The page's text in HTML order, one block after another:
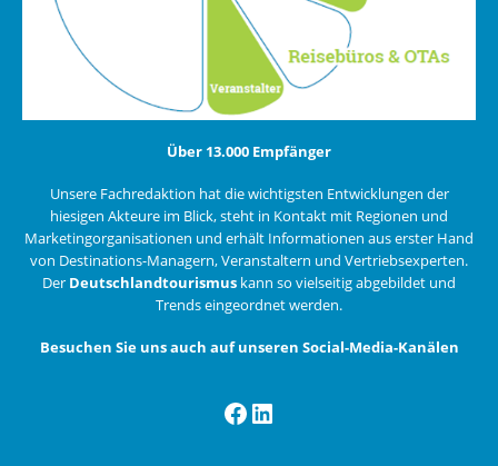
Über 13.000 Empfänger
Unsere Fachredaktion hat die wichtigsten Entwicklungen der
hiesigen Akteure im Blick, steht in Kontakt mit Regionen und
Marketingorganisationen und erhält Informationen aus erster Hand
von Destinations-Managern, Veranstaltern und Vertriebsexperten.
Der Deutschlandtourismus kann so vielseitig abgebildet und
Trends eingeordnet werden.
Besuchen Sie uns auch auf unseren Social-Media-Kanälen
Facebook
LinkedIn